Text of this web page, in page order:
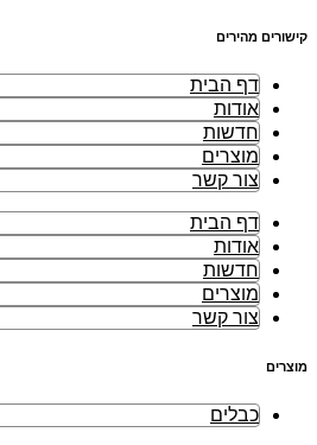
קישורים מהירים
דף הבית
אודות
חדשות
מוצרים
צור קשר
דף הבית
אודות
חדשות
מוצרים
צור קשר
מוצרים
כבלים